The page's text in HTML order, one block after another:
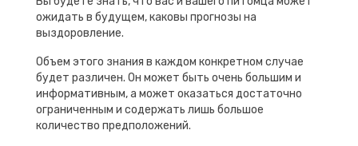
ожидать в будущем, каковы прогнозы на
выздоровление.
Объем этого знания в каждом конкретном случае
будет различен. Он может быть очень большим и
информативным, а может оказаться достаточно
ограниченным и содержать лишь большое
количество предположений.